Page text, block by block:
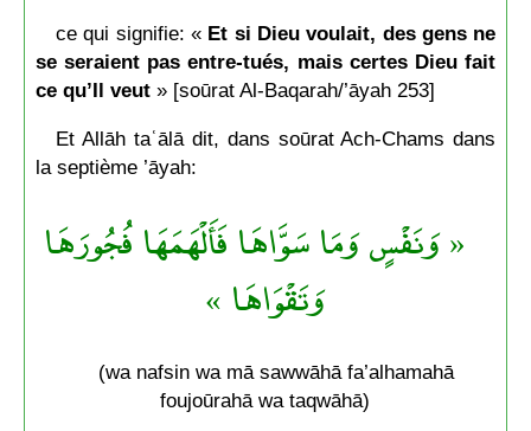
ce qui signifie: « Et si Dieu voulait, des gens ne
se seraient pas entre-tués, mais certes Dieu fait
ce qu’Il veut» [soūrat Al-Baqarah/’āyah 253]
Et Allāh taʿālā dit, dans soūrat Ach-Chams dans
la septième ’āyah:
« وَنَفْسٍ وَمَا سَوَّاهَا فَأَلْهَمَهَا فُجُورَهَا
وَتَقْوَاهَا »
(wa nafsin wa mā sawwāhā fa’alhamahā
foujoūrahā wa taqwāhā)